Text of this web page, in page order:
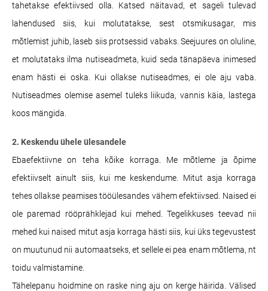
tahetakse efektiivsed olla. Katsed näitavad, et sageli tulevad
lahendused siis, kui molutatakse, sest otsmikusagar, mis
mõtlemist juhib, laseb siis protsessid vabaks. Seejuures on oluline,
et molutataks ilma nutiseadmeta, kuid seda tänapäeva inimesed
enam hästi ei oska. Kui ollakse nutiseadmes, ei ole aju vaba.
Nutiseadmes olemise asemel tuleks liikuda, vannis käia, lastega
koos mängida.
2. Keskendu ühele ülesandele
Ebaefektiivne on teha kõike korraga. Me mõtleme ja õpime
efektiivselt ainult siis, kui me keskendume. Mitut asja korraga
tehes ollakse peamises tööülesandes vähem efektiivsed. Naised ei
ole paremad rööprähklejad kui mehed. Tegelikkuses teevad nii
mehed kui naised mitut asja korraga hästi siis, kui üks tegevustest
on muutunud nii automaatseks, et sellele ei pea enam mõtlema, nt
toidu valmistamine.
Tähelepanu hoidmine on raske ning aju on kerge häirida. Välised